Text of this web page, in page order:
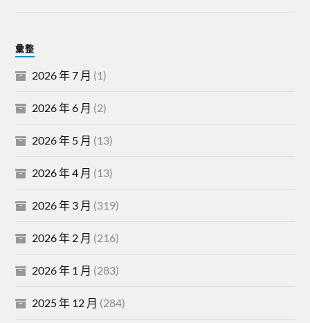
彙整
2026 年 7 月 (1)
2026 年 6 月 (2)
2026 年 5 月 (13)
2026 年 4 月 (13)
2026 年 3 月 (319)
2026 年 2 月 (216)
2026 年 1 月 (283)
2025 年 12 月 (284)